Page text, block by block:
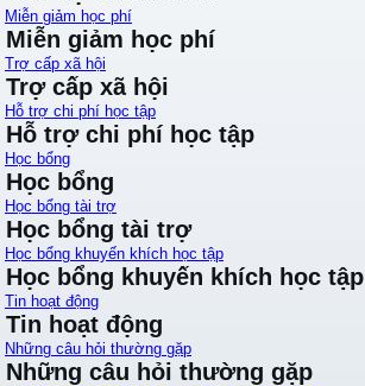
Miễn giảm học phí
Miễn giảm học phí
Trợ cấp xã hội
Trợ cấp xã hội
Hỗ trợ chi phí học tập
Hỗ trợ chi phí học tập
Học bổng
Học bổng
Học bổng tài trợ
Học bổng tài trợ
Học bổng khuyến khích học tập
Học bổng khuyến khích học tập
Tin hoạt động
Tin hoạt động
Những câu hỏi thường gặp
Những câu hỏi thường gặp